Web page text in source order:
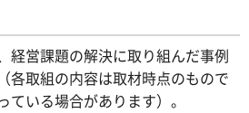
経営課題の解決に取り組んだ事例
各取組の内容は取材時点のもので
いる場合があります）。